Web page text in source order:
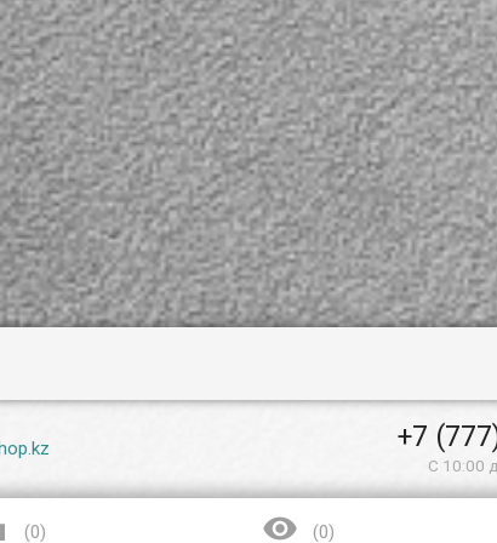
в
имеет
и
960H.
-
-
под
изготовлена из пластика,
имеет сенсор CMOS с
типоразмером 1/3 и
разрешением 800 Tvl 960H.
Светочувствительность
сенсора (минимальная) -
0,1 люкс. Имеются
функции: AGC
(автоматическая
регулировка усиления) -
предназначена для
улучшения качества
изображения при
недостаточном или
чрезмерном освещении,
AWB (автоматический
баланс белого) - камера
самостоятельно
определяет тип освещения
и подстраивается под
него, 2 DNR
изображении при
+7
С 10:00
(0)  (0)